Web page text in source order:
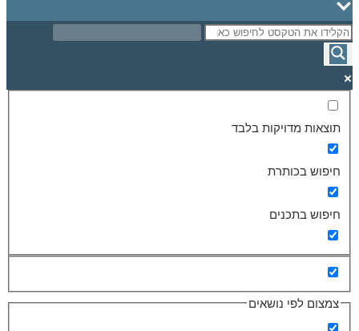
תוצאות מדויקות בלבד
חיפוש בכותרת
חיפוש בתכנים
צמצום לפי נושאים